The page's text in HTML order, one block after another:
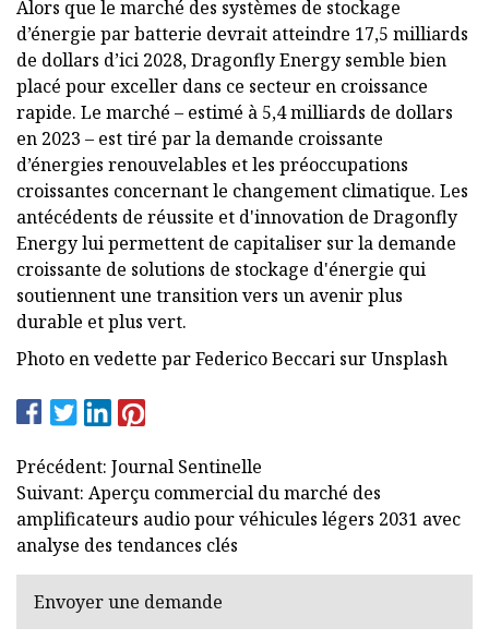
Alors que le marché des systèmes de stockage
d’énergie par batterie devrait atteindre 17,5 milliards
de dollars d’ici 2028, Dragonfly Energy semble bien
placé pour exceller dans ce secteur en croissance
rapide. Le marché – estimé à 5,4 milliards de dollars
en 2023 – est tiré par la demande croissante
d’énergies renouvelables et les préoccupations
croissantes concernant le changement climatique. Les
antécédents de réussite et d'innovation de Dragonfly
Energy lui permettent de capitaliser sur la demande
croissante de solutions de stockage d'énergie qui
soutiennent une transition vers un avenir plus
durable et plus vert.
Photo en vedette par Federico Beccari sur Unsplash
Précédent: Journal Sentinelle
Suivant: Aperçu commercial du marché des
amplificateurs audio pour véhicules légers 2031 avec
analyse des tendances clés
Envoyer une demande